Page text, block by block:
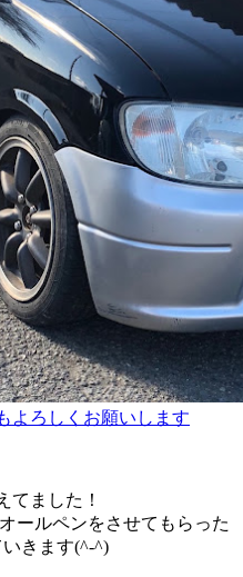
よろしくお願いします
てました！
ールペンをさせてもらった
きます(^-^)